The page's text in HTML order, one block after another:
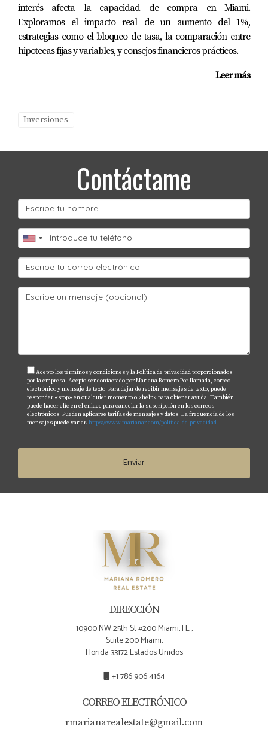
interés afecta la capacidad de compra en Miami.
Exploramos el impacto real de un aumento del 1%,
estrategias como el bloqueo de tasa, la comparación entre
hipotecas fijas y variables, y consejos financieros prácticos.
Leer más
Inversiones
Contáctame
Acepto los términos y condiciones y la Política de privacidad proporcionados
por la empresa. Acepto ser contactado por Mariana Romero Por llamada, correo
electrónico y mensaje de texto. Para dejar de recibir mensajes de texto, puede
responder «stop» en cualquier momento o «help» para obtener ayuda. También
puede hacer clic en el enlace para cancelar la suscripción en los correos
electrónicos. Pueden aplicarse tarifas de mensajes y datos. La frecuencia de los
mensajes puede variar. https://www.marianar.com/politica-de-privacidad
Enviar
DIRECCIÓN
10900 NW 25th St #200 Miami, FL ,
Suite 200 Miami,
Florida 33172 Estados Unidos
+1 786 906 4164
CORREO ELECTRÓNICO
rmarianarealestate@gmail.com